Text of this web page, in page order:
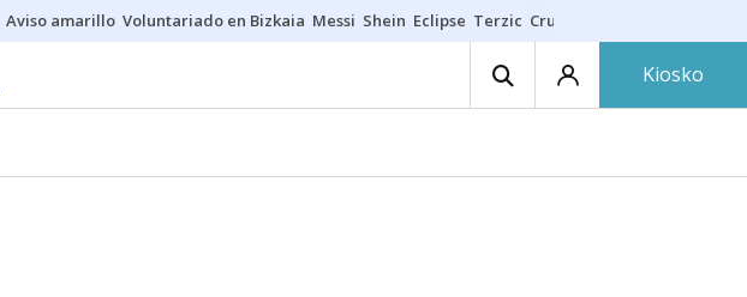
Aviso amarillo Voluntariado en Bizkaia Messi Shein Eclipse Terzic Cruz Gorbeia
Kiosko